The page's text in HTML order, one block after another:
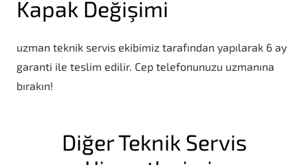
Kapak Değişimi
uzman teknik servis ekibimiz tarafından yapılarak 6 ay
garanti ile teslim edilir. Cep telefonunuzu uzmanına
bırakın!
Diğer Teknik Servis